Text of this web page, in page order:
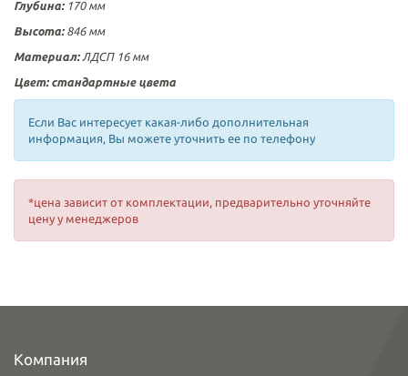
Глубина: 170 мм
Высота: 846 мм
Материал: ЛДСП 16 мм
Цвет: стандартные цвета
Если Вас интересует какая-либо дополнительная
информация, Вы можете уточнить ее по телефону
*цена зависит от комплектации, предварительно уточняйте
цену у менеджеров
Компания